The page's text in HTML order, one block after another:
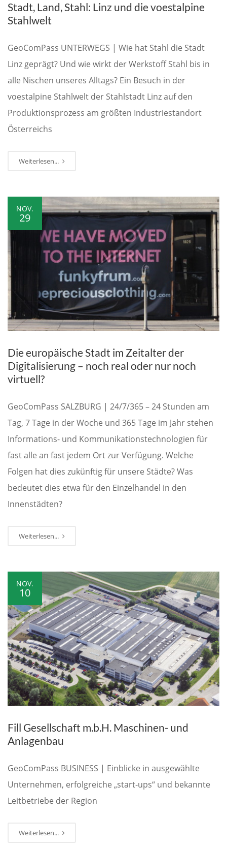
Stadt, Land, Stahl: Linz und die voestalpine
Stahlwelt
GeoComPass UNTERWEGS | Wie hat Stahl die Stadt
Linz geprägt? Und wie wirkt der Werkstoff Stahl bis in
alle Nischen unseres Alltags? Ein Besuch in der
voestalpine Stahlwelt der Stahlstadt Linz auf den
Produktionsprozess am größten Industriestandort
Österreichs
Weiterlesen...
NOV.
29
Die europäische Stadt im Zeitalter der
Digitalisierung – noch real oder nur noch
virtuell?
GeoComPass SALZBURG | 24/7/365 – 24 Stunden am
Tag, 7 Tage in der Woche und 365 Tage im Jahr stehen
Informations- und Kommunikationstechnologien für
fast alle an fast jedem Ort zur Verfügung. Welche
Folgen hat dies zukünftig für unsere Städte? Was
bedeutet dies etwa für den Einzelhandel in den
Innenstädten?
Weiterlesen...
NOV.
10
Fill Gesellschaft m.b.H. Maschinen- und
Anlagenbau
GeoComPass BUSINESS | Einblicke in ausgewählte
Unternehmen, erfolgreiche „start-ups“ und bekannte
Leitbetriebe der Region
Weiterlesen...